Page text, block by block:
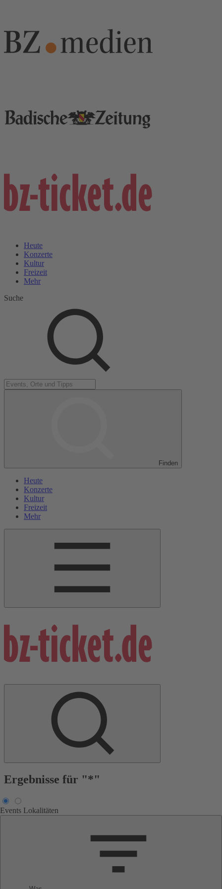
Heute
Konzerte
Kultur
Freizeit
Mehr
Suche
Finden
Heute
Konzerte
Kultur
Freizeit
Mehr
Ergebnisse für "*"
Events Lokalitäten